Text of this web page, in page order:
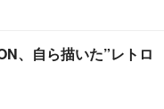
、自ら描いた”レトロ